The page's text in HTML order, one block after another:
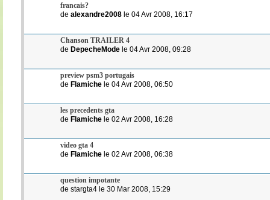
francais?
de alexandre2008le 04 Avr 2008, 16:17
Chanson TRAILER 4
de DepecheModele 04 Avr 2008, 09:28
preview psm3 portugais
de Flamichele 04 Avr 2008, 06:50
les precedents gta
de Flamichele 02 Avr 2008, 16:28
video gta 4
de Flamichele 02 Avr 2008, 06:38
question impotante
de stargta4 le 30 Mar 2008, 15:29